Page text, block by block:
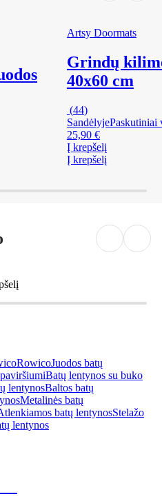
Artsy Doormats
Grindų
40x60 cm
(44)
SandėlyjePaskutiniai
25,90 €
Į krepšelį
Į krepšelį
RowicoJuodos batų
Batų lentynos su buko
lentynosBaltos batų
Metalinės batų
batų lentynosStelažo
lentynos